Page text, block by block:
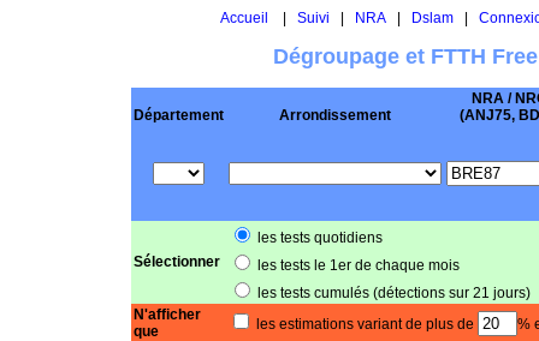
Accueil Suivi NRA| Dslam|
Dégroupage et FTTH
Département Arrondissement
NRA /
(ANJ75,
Sélectionner
les tests quotidiens
les tests le 1er de chaque mois
les tests cumulés (détections sur 21 jours)
N'afficher
que
les estimations variant de plus de %